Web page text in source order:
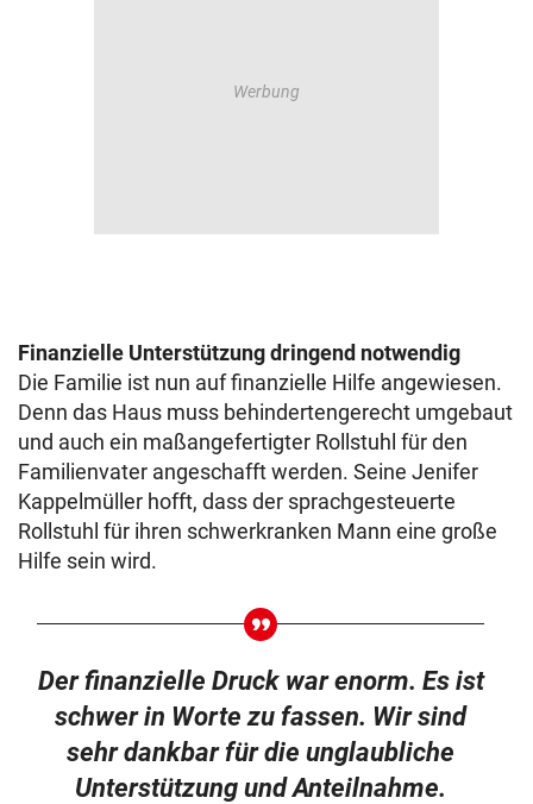
Finanzielle Unterstützung dringend notwendig
Die Familie ist nun auf finanzielle Hilfe angewiesen.
Denn das Haus muss behindertengerecht umgebaut
und auch ein maßangefertigter Rollstuhl für den
Familienvater angeschafft werden. Seine Jenifer
Kappelmüller hofft, dass der sprachgesteuerte
Rollstuhl für ihren schwerkranken Mann eine große
Hilfe sein wird.
Der finanzielle Druck war enorm. Es ist
schwer in Worte zu fassen. Wir sind
sehr dankbar für die unglaubliche
Unterstützung und Anteilnahme.